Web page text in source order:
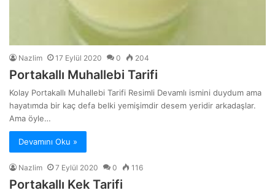
Nazlim 17 Eylül 2020 0 204
Portakallı Muhallebi Tarifi
Kolay Portakallı Muhallebi Tarifi Resimli Devamlı ismini duydum ama
hayatımda bir kaç defa belki yemişimdir desem yeridir arkadaşlar.
Ama öyle…
Devamını Oku »
Nazlim 7 Eylül 2020 0 116
Portakallı Kek Tarifi